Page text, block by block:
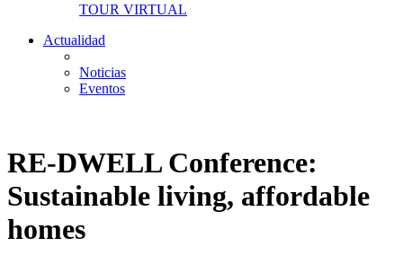
TOUR VIRTUAL
Actualidad
Noticias
Eventos
RE-DWELL Conference:
Sustainable living, affordable
homes